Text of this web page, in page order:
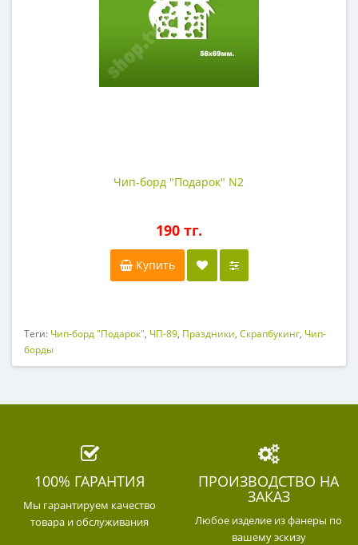
Чип-борд "Подарок" N2
190 тг.
Купить
Теги: Чип-борд "Подарок", ЧП-89, Праздники, Скрапбукинг, Чип-
борды
100% ГАРАНТИЯ
Мы гарантируем качество
товара и обслуживания
ПРОИЗВОДСТВО НА
ЗАКАЗ
Любое изделие из фанеры по
вашему эскизу